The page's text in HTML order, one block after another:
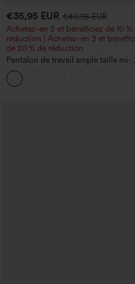
€35,95 EUR €40,95 EUR
Achetez-en 2 et bénéficiez de 10 %
réduction | Achetez-en 3 et
de 20 % de réduction
Pantalon de travail ample taille mi-
haute, coupe « barrel » (jambe en
de tonneau) avec poches